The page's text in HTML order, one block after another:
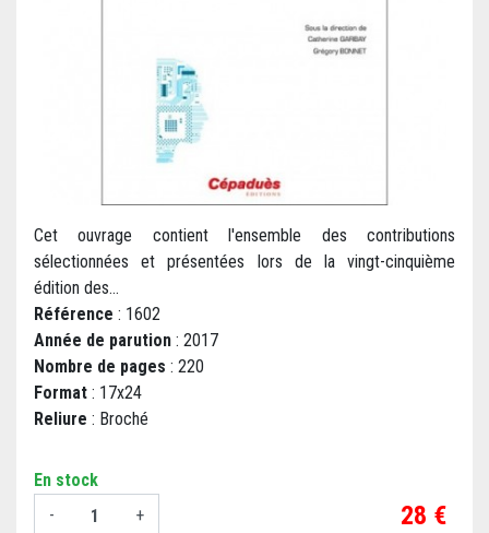
Cet ouvrage contient l'ensemble des contributions
sélectionnées et présentées lors de la vingt-cinquième
édition des...
Référence : 1602
Année de parution : 2017
Nombre de pages : 220
Format : 17x24
Reliure : Broché
En stock
-
+ Prix
28 €